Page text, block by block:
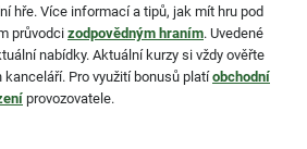
hře. Více informací a tipů, jak mít hru pod
průvodci zodpovědným hraním. Uvedené
nabídky. Aktuální kurzy si vždy ověřte
Pro využití bonusů platíobchodní
provozovatele.